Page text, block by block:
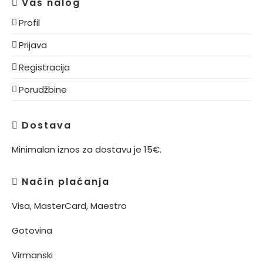
Vaš nalog
Profil
Prijava
Registracija
Porudžbine
Dostava
Minimalan iznos za dostavu je 15€.
Način plaćanja
Visa, MasterCard, Maestro
Gotovina
Virmanski